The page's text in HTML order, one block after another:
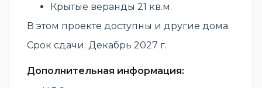
Крытые веранды 21 кв.м.
В этом проекте доступны и другие дома.
Срок сдачи: Декабрь 2027 г.
Дополнительная информация: